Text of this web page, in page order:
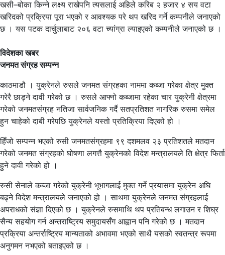
खसी–बोका किन्ने लक्ष्य राखेपनि त्यसलाई अहिले करिब २ हजार ४ सय वटा
खरिदको प्रक्रिया पूरा भएको र आवश्यक परे थप खरिद गर्ने कम्पनीले जनाएको
छ । यस पटक दार्चुलाबाट २०६ वटा च्यांग्रा ल्याइएको कम्पनीले जनाएको छ ।
विदेशका खबर
जनमत संग्रह सम्पन्न
काठमाडौ । युक्रेनले रुसले जनमत संग्रहका नाममा कब्जा गरेका क्षेत्र मुक्त
गरेरै छाड्ने दावी गरेको छ । रुसले आफ्नो कब्जामा रहेका चार युक्रेनी क्षेत्रमा
गरेको जनमतसंग्रह नतिजा सार्वजनिक गर्दै सतप्रतिशत नागरिक रुसमा समेल
हुन चाहेको दाबी गरेपछि युक्रेनले यस्तो प्रतिक्रिया दिएको हो ।
हिँजो सम्पन्न भएको रुसी जनमतसंग्रहमा ९९ दशमलव २३ प्रतिशतले मतदान
गरेको जनमत संग्रहको घोषणा लगत्तै युक्रेनको विदेश मन्त्रालयले ति क्षेत्र फिर्ता
हुने दावी गरेको हो ।
रुसी सेनाले कब्जा गरेको युक्रेनी भूभागलाई मुक्त गर्ने प्रयासमा युक्रेन अघि
बढ्ने विदेश मन्त्रालयले जनाएको हो । साथमा युक्रेनले जनमत संग्रहलाई
अपराधको संज्ञा दिएको छ । युक्रेनले रुसमाथि थप प्रतिबन्ध लगाउन र शिघ्र
सैन्य सहयोग गर्न अन्तराष्ट्रिय समुदायसँग आह्वान पनि गरेको छ । मतदान
प्रक्रिया अन्तर्राष्ट्रिय मान्यताको अभावमा भएको साथै यसको स्वतन्त्र रूपमा
अनुगमन नभएको बताइएको छ ।